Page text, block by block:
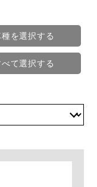
種を選択する
べて選択する